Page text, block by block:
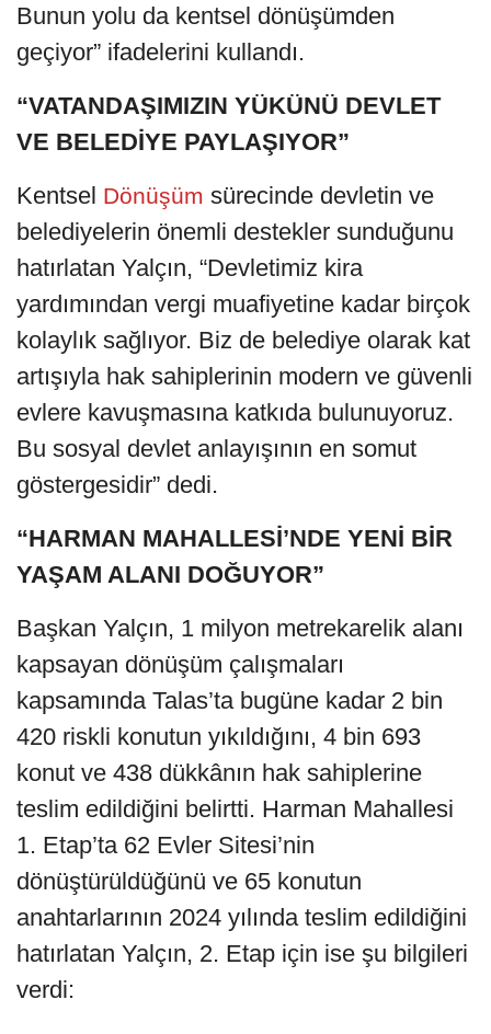
Bunun yolu da kentsel dönüşümden
geçiyor” ifadelerini kullandı.
“VATANDAŞIMIZIN YÜKÜNÜ DEVLET
VE BELEDİYE PAYLAŞIYOR”
Kentsel Dönüşüm sürecinde devletin ve
belediyelerin önemli destekler sunduğunu
hatırlatan Yalçın, “Devletimiz kira
yardımından vergi muafiyetine kadar birçok
kolaylık sağlıyor. Biz de belediye olarak kat
artışıyla hak sahiplerinin modern ve güvenli
evlere kavuşmasına katkıda bulunuyoruz.
Bu sosyal devlet anlayışının en somut
göstergesidir” dedi.
“HARMAN MAHALLESİ’NDE YENİ BİR
YAŞAM ALANI DOĞUYOR”
Başkan Yalçın, 1 milyon metrekarelik alanı
kapsayan dönüşüm çalışmaları
kapsamında Talas’ta bugüne kadar 2 bin
420 riskli konutun yıkıldığını, 4 bin 693
konut ve 438 dükkânın hak sahiplerine
teslim edildiğini belirtti. Harman Mahallesi
1. Etap’ta 62 Evler Sitesi’nin
dönüştürüldüğünü ve 65 konutun
anahtarlarının 2024 yılında teslim edildiğini
hatırlatan Yalçın, 2. Etap için ise şu bilgileri
verdi: